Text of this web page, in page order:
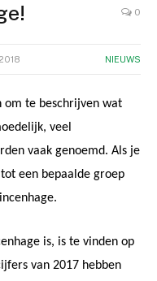
0
NIEUWS
om te beschrijven wat
veel
vaak genoemd. Als je
een bepaalde groep
is, is te vinden op
van 2017 hebben